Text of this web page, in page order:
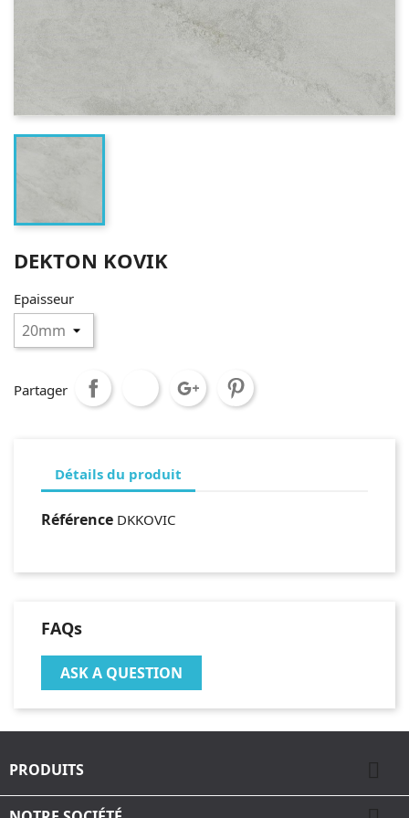
DEKTON KOVIK
Epaisseur
Partager
Détails du produit
Référence DKKOVIC
FAQs
ASK A QUESTION
PRODUITS 